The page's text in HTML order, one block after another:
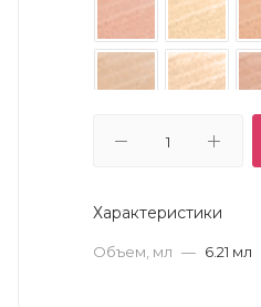
Характеристики
Объем, мл — 6.21 мл